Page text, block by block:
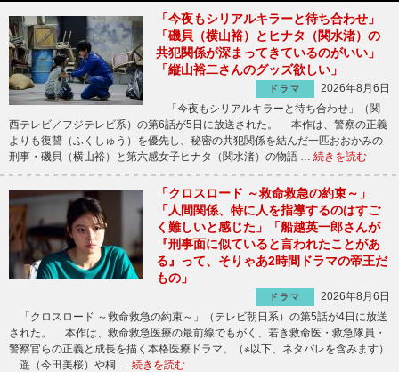
「今夜もシリアルキラーと待ち合わせ」
「磯貝（横山裕）とヒナタ（関水渚）の
共犯関係が深まってきているのがいい」
「縦山裕二さんのグッズ欲しい」
ドラマ
2026年8月6日
「今夜もシリアルキラーと待ち合わせ」（関
西テレビ／フジテレビ系）の第6話が5日に放送された。 本作は、警察の正義
よりも復讐（ふくしゅう）を優先し、秘密の共犯関係を結んだ一匹おおかみの
刑事・磯貝（横山裕）と第六感女子ヒナタ（関水渚）の物語 … 続きを読む
「クロスロード ～救命救急の約束～」
「人間関係、特に人を指導するのはすご
く難しいと感じた」「船越英一郎さんが
『刑事面に似ていると言われたことがあ
る』って、そりゃあ2時間ドラマの帝王だ
もの」
ドラマ
2026年8月6日
「クロスロード ～救命救急の約束～」（テレビ朝日系）の第5話が4日に放送
された。 本作は、救命救急医療の最前線でもがく、若き救命医・救急隊員・
警察官らの正義と成長を描く本格医療ドラマ。（※以下、ネタバレを含みます）
遥（今田美桜）や桐 … 続きを読む